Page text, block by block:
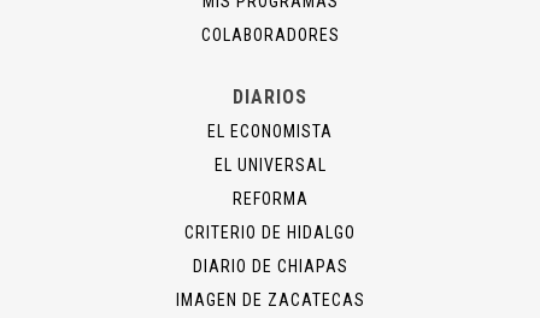
COLABORADORES
DIARIOS
EL ECONOMISTA
EL UNIVERSAL
REFORMA
CRITERIO DE HIDALGO
DIARIO DE CHIAPAS
IMAGEN DE ZACATECAS